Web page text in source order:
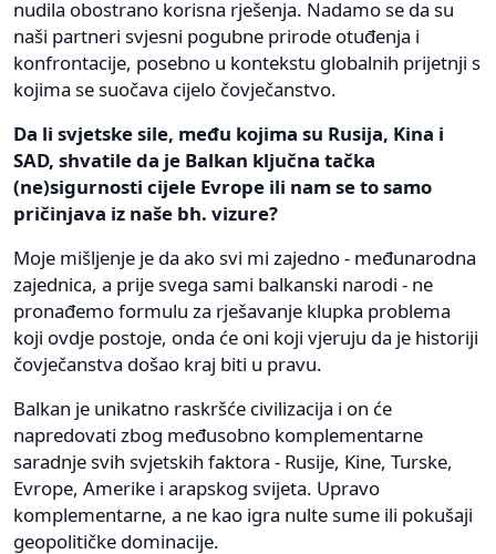
nudila obostrano korisna rješenja. Nadamo se da su
naši partneri svjesni pogubne prirode otuđenja i
konfrontacije, posebno u kontekstu globalnih prijetnji s
kojima se suočava cijelo čovječanstvo.
Da li svjetske sile, među kojima su Rusija, Kina i
SAD, shvatile da je Balkan ključna tačka
(ne)sigurnosti cijele Evrope ili nam se to samo
pričinjava iz naše bh. vizure?
Moje mišljenje je da ako svi mi zajedno - međunarodna
zajednica, a prije svega sami balkanski narodi - ne
pronađemo formulu za rješavanje klupka problema
koji ovdje postoje, onda će oni koji vjeruju da je historiji
čovječanstva došao kraj biti u pravu.
Balkan je unikatno raskršće civilizacija i on će
napredovati zbog međusobno komplementarne
saradnje svih svjetskih faktora - Rusije, Kine, Turske,
Evrope, Amerike i arapskog svijeta. Upravo
komplementarne, a ne kao igra nulte sume ili pokušaji
geopolitičke dominacije.